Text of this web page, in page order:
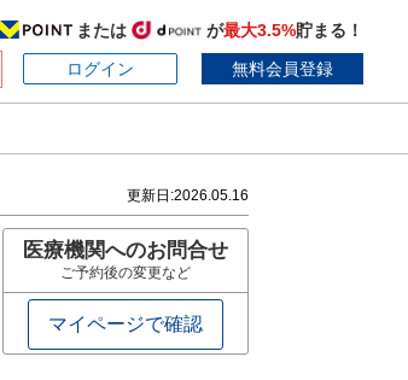
または が最大3.5%貯まる！
ログイン
無料会員登録
更新日:2026.05.16
医療機関へのお問合せ
ご予約後の変更など
マイページで確認